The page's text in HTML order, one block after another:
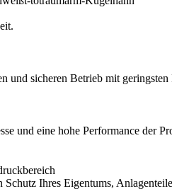
und sicheren Betrieb mit geringsten
und eine hohe Performance der
Ihres Eigentums,